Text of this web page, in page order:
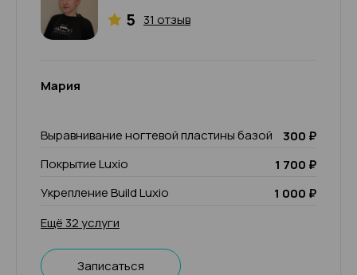
5 31 отзыв
Мария
Выравнивание ногтевой пластины базой
300 ₽
Покрытие Luxio
1 700 ₽
Укрепление Build Luxio
1 000 ₽
Ещё 32 услуги
Записаться